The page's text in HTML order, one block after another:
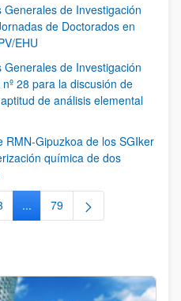
de Investigación
de Doctorados en
EHU
de Investigación
28 para la discusión de
de análisis elemental
RMN-Gipuzkoa de los SGIker
química de dos
...Páginas intermedias Use TAB
Página
79